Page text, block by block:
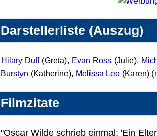
Darstellerliste (Auszug)
Hilary Duff(Greta), Evan Ross (Julie),
Burstyn (Katherine), Melissa Leo (Karen) (
Filmzitate
"Oscar Wilde schrieb einmal: 'Ein